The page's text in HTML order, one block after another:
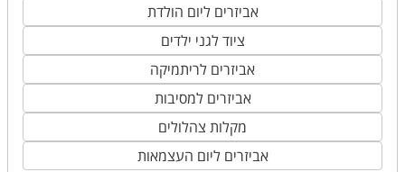
אביזרים ליום הולדת
ציוד לגני ילדים
אביזרים לריתמיקה
אביזרים למסיבות
מקלות צהלולים
אביזרים ליום העצמאות